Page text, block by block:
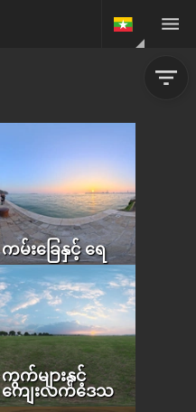
ကမ်းခြေနှင့် ရေ
ကွက်များနှင့်
ကျေးလက်ဒေသ